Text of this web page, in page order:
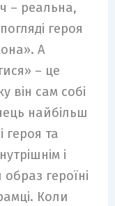
– реальна,
героя
А
– це
він сам собі
найбільш
героя та
і
героїні
Коли